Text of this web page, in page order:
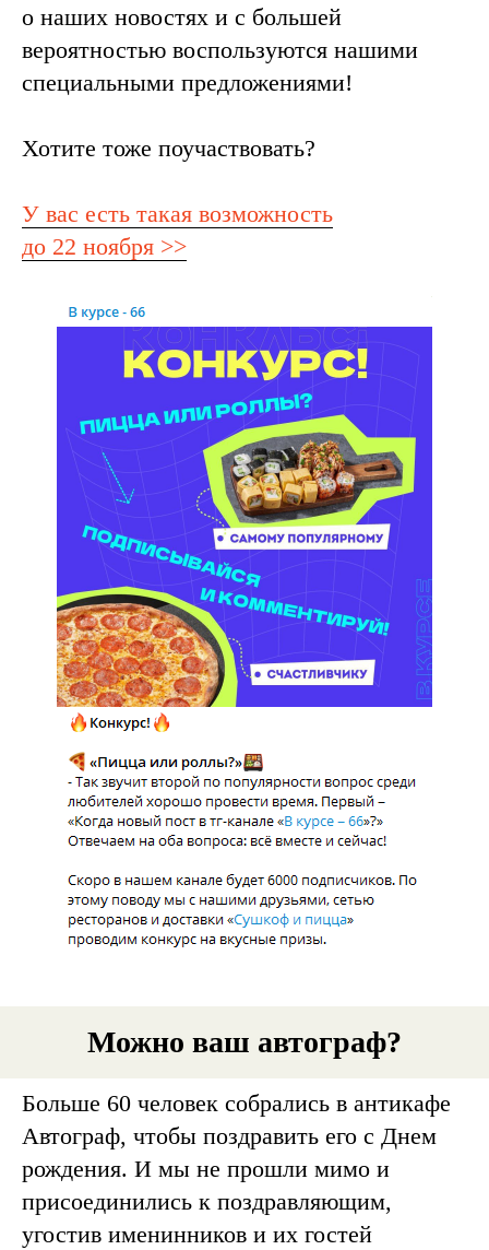
о наших новостях и с большей
вероятностью воспользуются нашими
специальными предложениями!
Хотите тоже поучаствовать?
У вас есть такая возможность
до 22 ноября >>
Можно ваш автограф?
Больше 60 человек собрались в антикафе
Автограф, чтобы поздравить его с Днем
рождения. И мы не прошли мимо и
присоединились к поздравляющим,
угостив именинников и их гостей